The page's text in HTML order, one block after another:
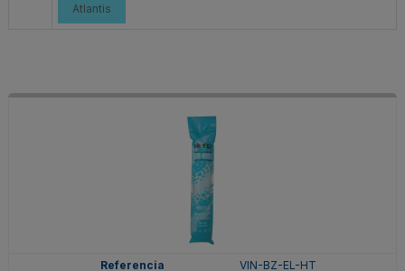
Atlantis
VIN-BZ-EL-HT